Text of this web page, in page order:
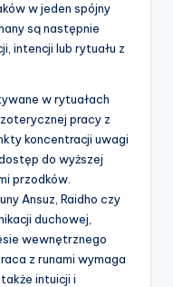
w jeden spójny
są następnie
intencji lub rytuału z
w rytuałach
pracy z
koncentracji uwagi
do wyższej
przodków.
Ansuz, Raidho czy
duchowej,
wewnętrznego
z runami wymaga
intuicji i